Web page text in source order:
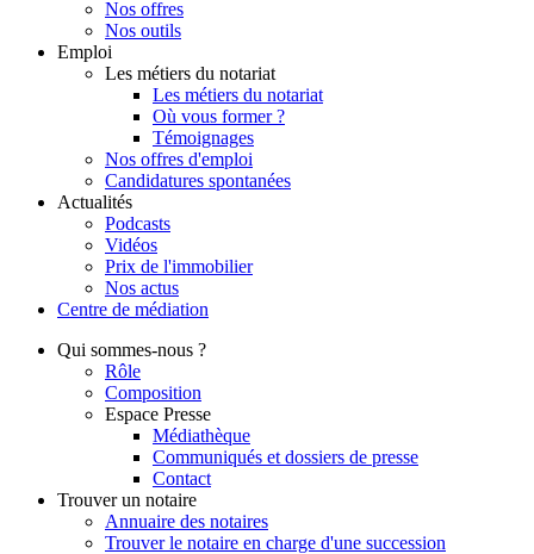
Nos offres
Nos outils
Emploi
Les métiers du notariat
Les métiers du notariat
Où vous former ?
Témoignages
Nos offres d'emploi
Candidatures spontanées
Actualités
Podcasts
Vidéos
Prix de l'immobilier
Nos actus
Centre de médiation
Qui sommes-nous ?
Rôle
Composition
Espace Presse
Médiathèque
Communiqués et dossiers de presse
Contact
Trouver un notaire
Annuaire des notaires
Trouver le notaire en charge d'une succession